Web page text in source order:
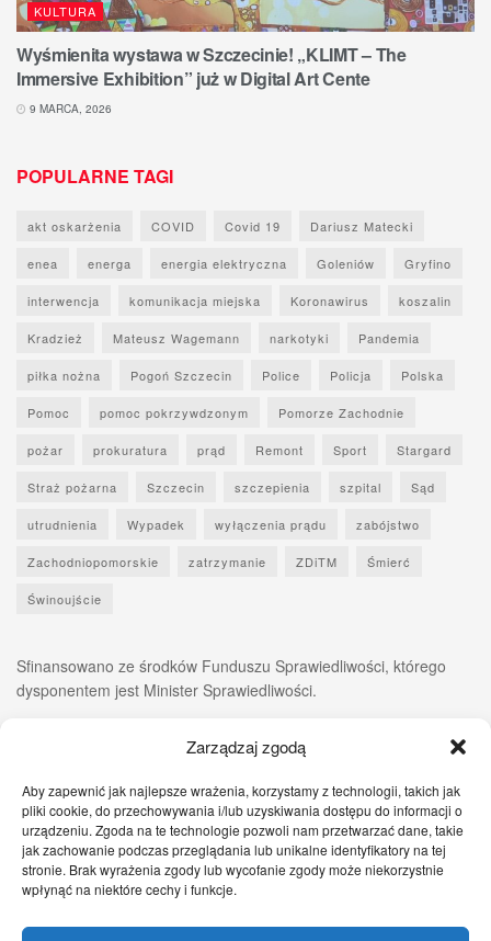
Zarządzaj zgodą
Aby zapewnić jak najlepsze wrażenia, korzystamy z technologii, takich jak
pliki cookie, do przechowywania i/lub uzyskiwania dostępu do informacji o
urządzeniu. Zgoda na te technologie pozwoli nam przetwarzać dane, takie
jak zachowanie podczas przeglądania lub unikalne identyfikatory na tej
stronie. Brak wyrażenia zgody lub wycofanie zgody może niekorzystnie
wpłynąć na niektóre cechy i funkcje.
KULTURA
Wyśmienita wystawa w Szczecinie! „KLIMT – The
Immersive Exhibition” już w Digital Art Cente
9 MARCA, 2026
POPULARNE TAGI
akt oskarżenia COVID Covid 19 Dariusz Matecki
enea energa energia elektryczna Goleniów Gryfino
interwencja komunikacja miejska Koronawirus koszalin
Kradzież Mateusz Wagemann narkotyki Pandemia
piłka nożna Pogoń Szczecin Police Policja Polska
Pomoc pomoc pokrzywdzonym Pomorze Zachodnie
pożar prokuratura prąd Remont Sport Stargard
Straż pożarna Szczecin szczepienia szpital Sąd
utrudnienia Wypadek wyłączenia prądu zabójstwo
Zachodniopomorskie zatrzymanie ZDiTM Śmierć
Świnoujście
Sfinansowano ze środków Funduszu Sprawiedliwości, którego
dysponentem jest Minister Sprawiedliwości.